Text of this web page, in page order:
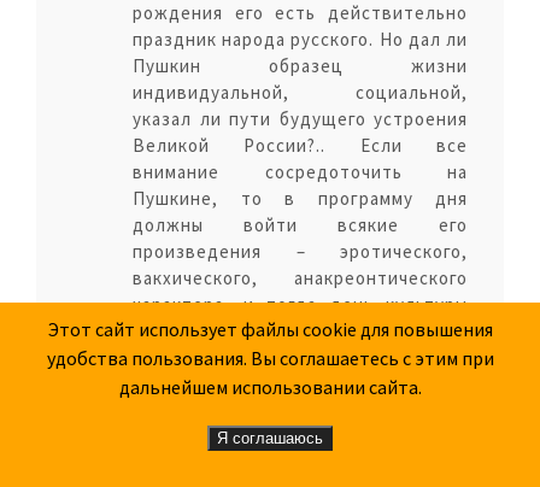
рождения его есть действительно
праздник народа русского. Но дал ли
Пушкин образец жизни
индивидуальной, социальной,
указал ли пути будущего устроения
Великой России?.. Если все
внимание сосредоточить на
Пушкине, то в программу дня
должны войти всякие его
произведения – эротического,
вакхического, анакреонтического
характера, и тогда день культуры
примет характер отрицательный...
Он не мог примирить противоречий
жизни реальной и идеальной... Он
общества и старался забыть ее в
Этот сайт использует файлы cookie для повышения
удобства пользования. Вы соглашаетесь с этим при
дальнейшем использовании сайта.
Я соглашаюсь